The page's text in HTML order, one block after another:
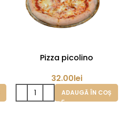
Pizza picolino
32.00lei
ADAUGĂ ÎN COȘ